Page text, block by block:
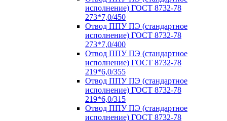
исполнение) ГОСТ 8732-78
273*7,0/450
Отвод ППУ ПЭ (стандартное
исполнение) ГОСТ 8732-78
273*7,0/400
Отвод ППУ ПЭ (стандартное
исполнение) ГОСТ 8732-78
219*6,0/355
Отвод ППУ ПЭ (стандартное
исполнение) ГОСТ 8732-78
219*6,0/315
Отвод ППУ ПЭ (стандартное
исполнение) ГОСТ 8732-78